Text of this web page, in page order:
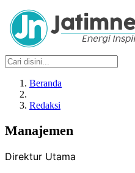
Beranda
Redaksi
Manajemen
Direktur Utama